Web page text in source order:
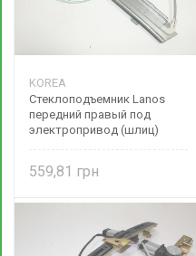
KOREA
Стеклоподъемник Lanos
передний правый под
электропривод (шлиц)
559,81